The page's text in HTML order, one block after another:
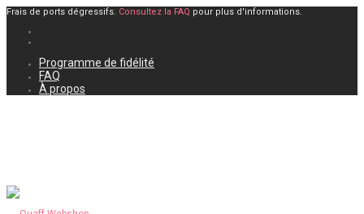
Frais de ports dégressifs. Consultez la FAQ pour plus d'informations.
Programme de fidélité
FAQ
À propos